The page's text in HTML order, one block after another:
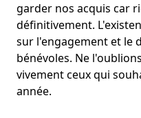
garder nos acquis car
définitivement.
sur l'engagement et le
bénévoles. Ne
vivement ceux qui
année.